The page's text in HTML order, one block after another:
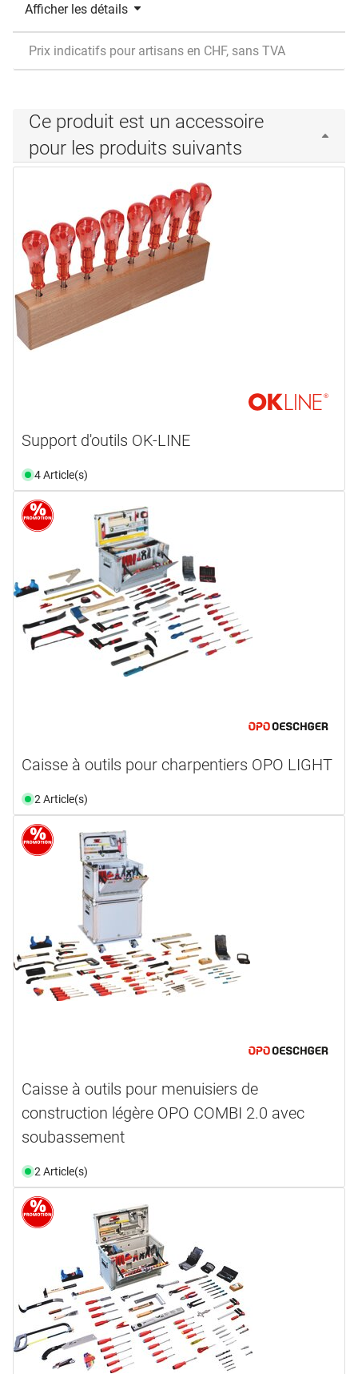
Afficher les détails
Prix indicatifs pour artisans en CHF, sans TVA
Ce produit est un accessoire
pour les produits suivants
Support d'outils OK-LINE
4 Article(s)
Caisse à outils pour charpentiers OPO LIGHT
2 Article(s)
Caisse à outils pour menuisiers de
construction légère OPO COMBI 2.0 avec
soubassement
2 Article(s)